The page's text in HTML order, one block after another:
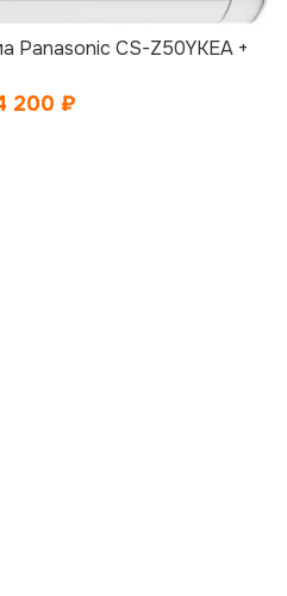
Panasonic CS-Z50YKEA +
200 ₽